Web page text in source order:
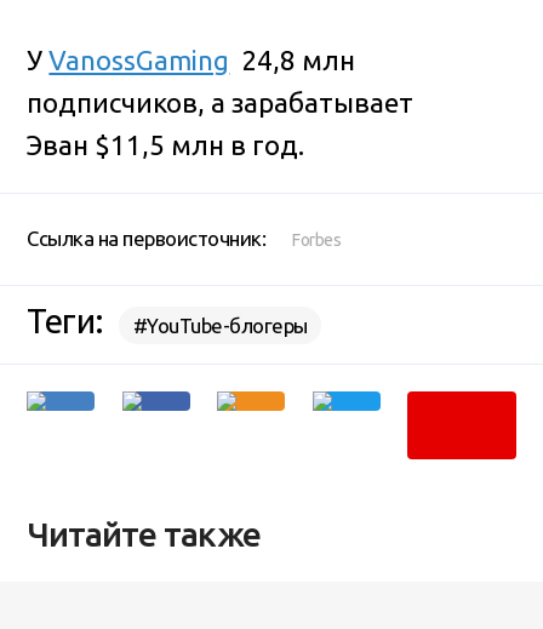
УVanossGaming 24,8 млн
подписчиков, а зарабатывает
Эван $11,5 млн в год.
Ссылка на первоисточник: Forbes
Теги: #YouTube-блогеры
Читайте также